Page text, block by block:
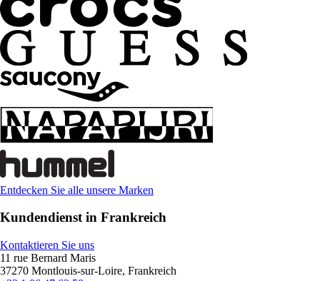
Entdecken Sie alle unsere Marken
Kundendienst in Frankreich
Kontaktieren Sie uns
11 rue Bernard Maris
37270 Montlouis-sur-Loire, Frankreich